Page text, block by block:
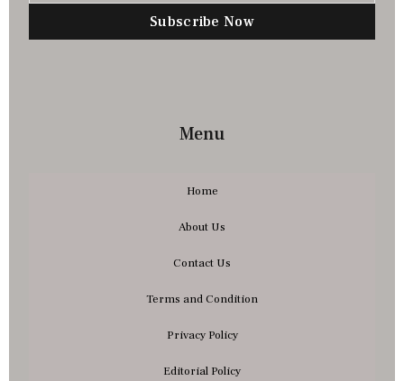
Subscribe Now
Menu
Home
About Us
Contact Us
Terms and Condition
Privacy Policy
Editorial Policy